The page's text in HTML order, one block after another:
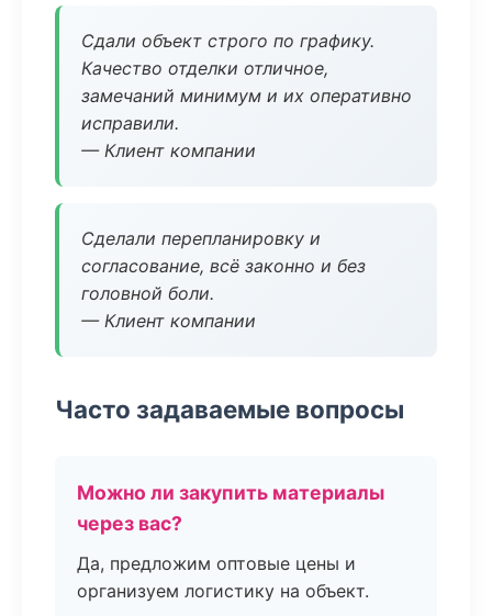
Сдали объект строго по графику.
Качество отделки отличное,
замечаний минимум и их оперативно
исправили.
— Клиент компании
Сделали перепланировку и
согласование, всё законно и без
головной боли.
— Клиент компании
Часто задаваемые вопросы
Можно ли закупить материалы
через вас?
Да, предложим оптовые цены и
организуем логистику на объект.